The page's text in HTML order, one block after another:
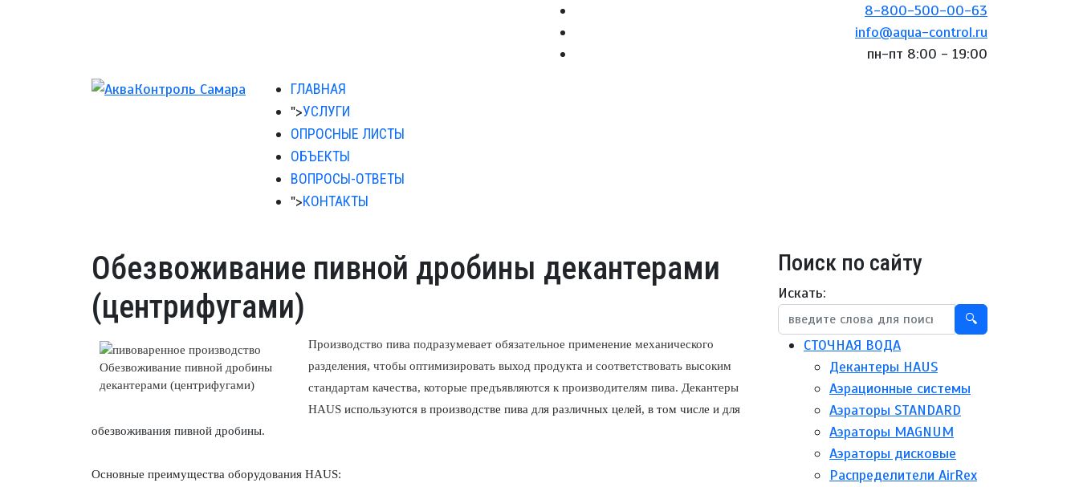
8-800-500-00-63
info@aqua-control.ru
пн-пт 8:00 - 19:00
ГЛАВНАЯ
">УСЛУГИ
ОПРОСНЫЕ ЛИСТЫ
ОБЪЕКТЫ
ВОПРОСЫ-ОТВЕТЫ
">КОНТАКТЫ
Обезвоживание пивной дробины декантерами
(центрифугами)
Производство пива подразумевает обязательное применение механического
разделения, чтобы оптимизировать выход продукта и соответствовать высоким
стандартам качества, которые предъявляются к производителям пива. Декантеры
HAUS используются в производстве пива для различных целей, в том числе и для
обезвоживания пивной дробины.
Основные преимущества оборудования HAUS:
Поиск по сайту
Искать:
🔍
СТОЧНАЯ ВОДА
Декантеры HAUS
Аэрационные системы
Аэраторы STANDARD
Аэраторы MAGNUM
Аэраторы дисковые
Распределители AirRex